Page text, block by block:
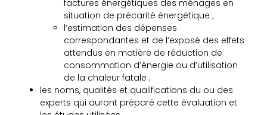
factures énergétiques des ménages en
situation de précarité énergétique ;
l’estimation des dépenses
correspondantes et de l’exposé des effets
attendus en matière de réduction de
consommation d’énergie ou d’utilisation
de la chaleur fatale ;
les noms, qualités et qualifications du ou des
experts qui auront préparé cette évaluation et